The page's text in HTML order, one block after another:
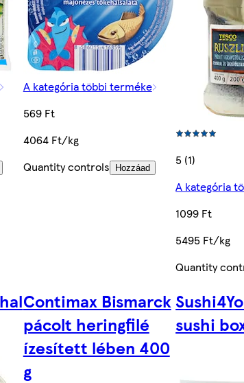
A kategória többi terméke
569 Ft
4064 Ft/kg
Quantity controls
Hozzáad
5 (1)
A kategória
1099 Ft
5495 Ft/kg
Quantity
Contimax Bismarck
pácolt heringfilé
ízesített lében 400
g
sushi